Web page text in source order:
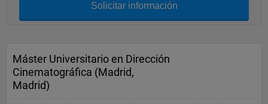
Solicitar información
Máster Universitario en Dirección
Cinematográfica (Madrid,
Madrid)